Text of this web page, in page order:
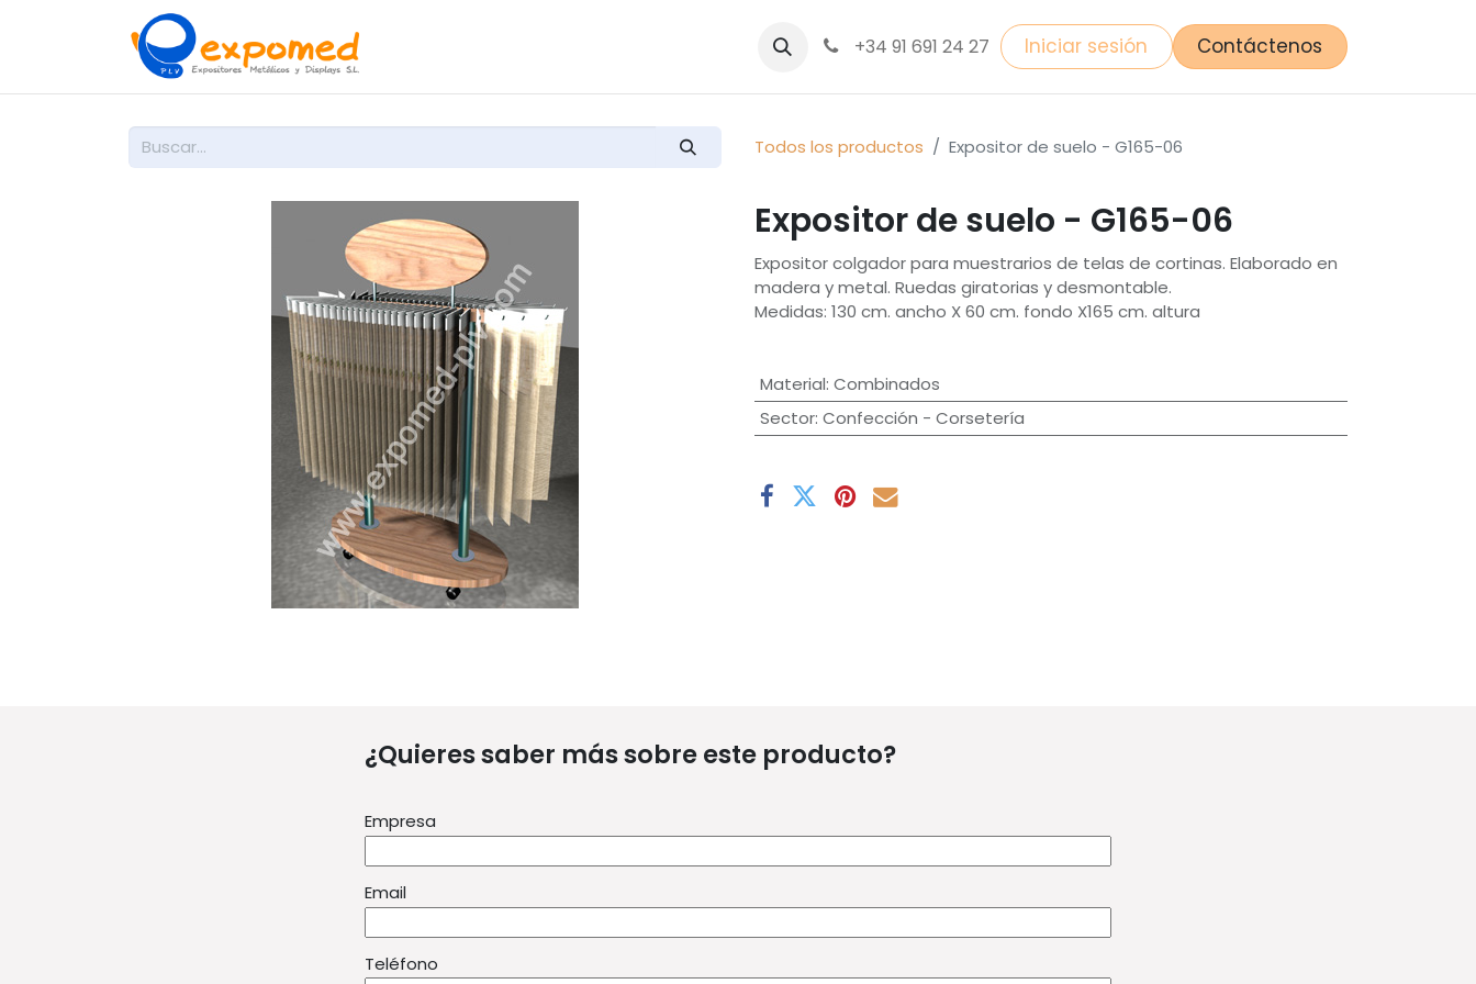
+34 91 691 24 27 Iniciar sesión Contáctenos
Todos los productos Expositor de suelo - G165-06
Expositor de suelo - G165-06
Expositor colgador para muestrarios de telas de cortinas. Elaborado en
madera y metal. Ruedas giratorias y desmontable.
Medidas: 130 cm. ancho X 60 cm. fondo X165 cm. altura
Material: Combinados
Sector: Confección - Corsetería
¿Quieres saber más sobre este producto?
Empresa
Email
Teléfono